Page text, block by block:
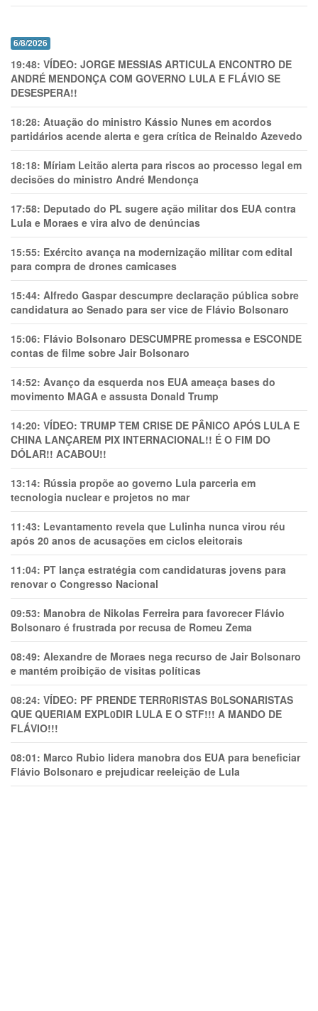
6/8/2026
19:48: VÍDEO: JORGE MESSIAS ARTICULA ENCONTRO DE
ANDRÉ MENDONÇA COM GOVERNO LULA E FLÁVIO SE
DESESPERA!!
18:28: Atuação do ministro Kássio Nunes em acordos
partidários acende alerta e gera crítica de Reinaldo Azevedo
18:18: Míriam Leitão alerta para riscos ao processo legal em
decisões do ministro André Mendonça
17:58: Deputado do PL sugere ação militar dos EUA contra
Lula e Moraes e vira alvo de denúncias
15:55: Exército avança na modernização militar com edital
para compra de drones camicases
15:44: Alfredo Gaspar descumpre declaração pública sobre
candidatura ao Senado para ser vice de Flávio Bolsonaro
15:06: Flávio Bolsonaro DESCUMPRE promessa e ESCONDE
contas de filme sobre Jair Bolsonaro
14:52: Avanço da esquerda nos EUA ameaça bases do
movimento MAGA e assusta Donald Trump
14:20: VÍDEO: TRUMP TEM CRlSE DE PÂNlCO APÓS LULA E
CHINA LANÇAREM PIX INTERNACIONAL!! É O FIM DO
DÓLAR!! ACABOU!!
13:14: Rússia propõe ao governo Lula parceria em
tecnologia nuclear e projetos no mar
11:43: Levantamento revela que Lulinha nunca virou réu
após 20 anos de acusações em ciclos eleitorais
11:04: PT lança estratégia com candidaturas jovens para
renovar o Congresso Nacional
09:53: Manobra de Nikolas Ferreira para favorecer Flávio
Bolsonaro é frustrada por recusa de Romeu Zema
08:49: Alexandre de Moraes nega recurso de Jair Bolsonaro
e mantém proibição de visitas políticas
08:24: VÍDEO: PF PRENDE TERR0RlSTAS B0LSONARlSTAS
QUE QUERIAM EXPL0DlR LULA E O STF!!! A MANDO DE
FLÁVIO!!!
08:01: Marco Rubio lidera manobra dos EUA para beneficiar
Flávio Bolsonaro e prejudicar reeleição de Lula